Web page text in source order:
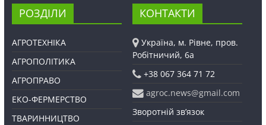
РОЗДІЛИ
АГРОТЕХНІКА
АГРОПОЛІТИКА
АГРОПРАВО
ЕКО-ФЕРМЕРСТВО
ТВАРИННИЦТВО
КОНТАКТИ
Україна, м. Рівне, пров.
Робітничий, 6а
+38 067 364 71 72
agroc.news@gmail.com
Зворотній зв’язок